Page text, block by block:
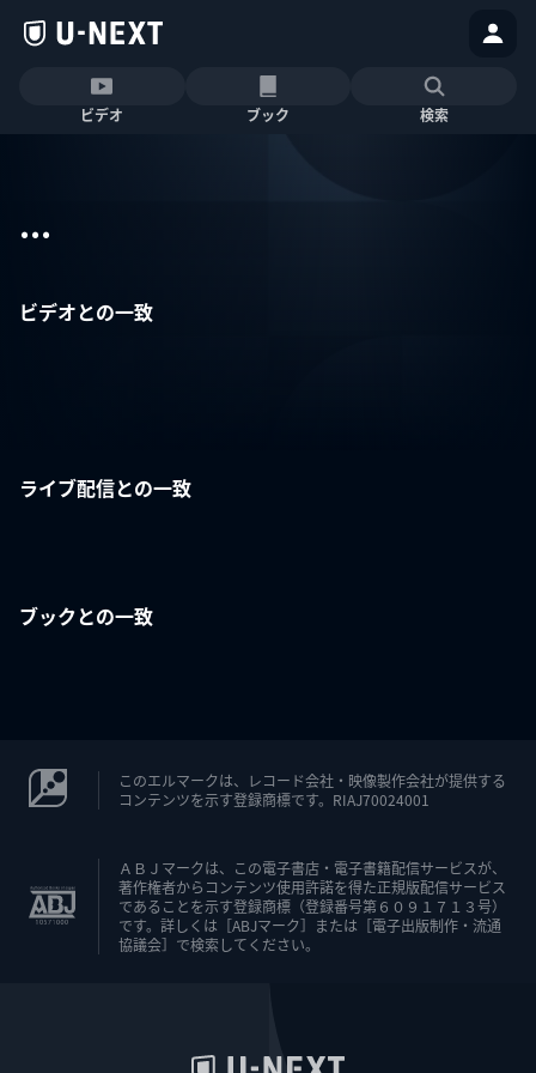
ビデオ ブック 検索
...
ビデオとの一致
ライブ配信との一致
ブックとの一致
このエルマークは、レコード会社・映像製作会社が提供する
コンテンツを示す登録商標です。RIAJ70024001
ＡＢＪマークは、この電子書店・電子書籍配信サービスが、
著作権者からコンテンツ使用許諾を得た正規版配信サービス
であることを示す登録商標（登録番号第６０９１７１３号）
です。詳しくは［ABJマーク］または［電子出版制作・流通
協議会］で検索してください。